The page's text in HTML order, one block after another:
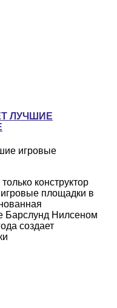
ЛУЧШИЕ
конструктор
площадки в
Барслунд Нилсеном
создает